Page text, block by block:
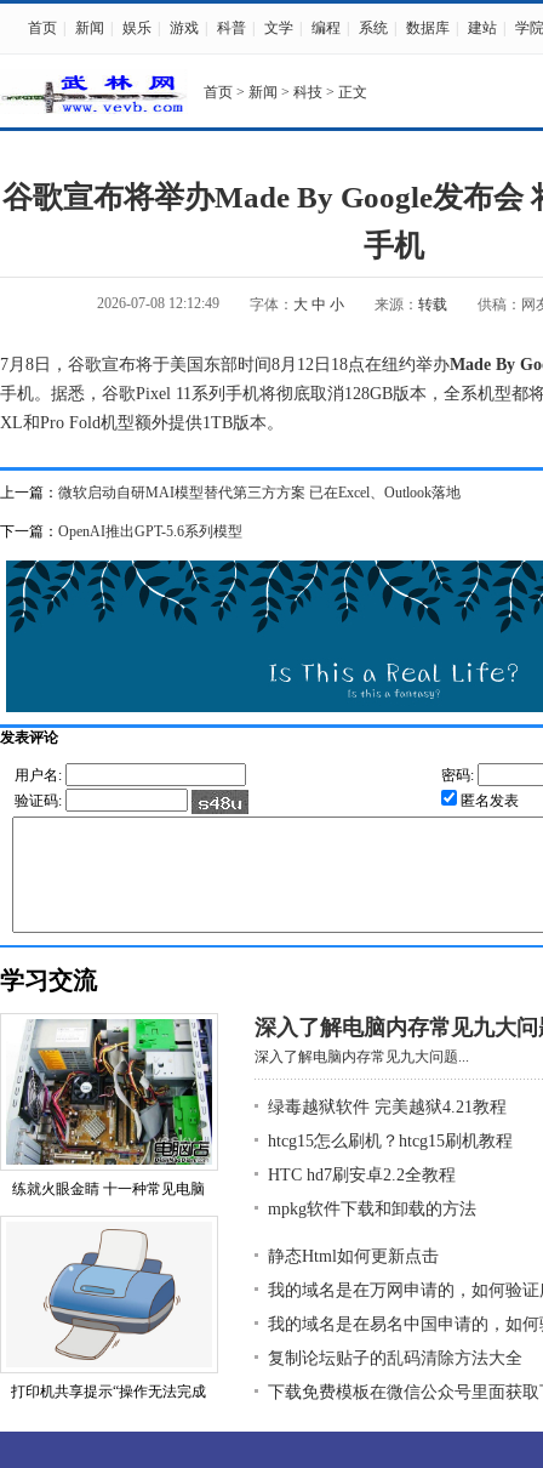
首页 新闻 娱乐 游戏 科普 文学 编程 系统 数据库 建站 学院
首页 > 新闻 > 科技 > 正文
谷歌宣布将举办Made By Google发布会
手机
2026-07-08 12:12:49 字体： 大 中 小 来源： 转载 供稿：网
7月8日，谷歌宣布将于美国东部时间8月12日18点在纽约举办Made By
手机。据悉，谷歌Pixel 11系列手机将彻底取消128GB版本，全系机型都
XL和Pro Fold机型额外提供1TB版本。
上一篇： 微软启动自研MAI模型替代第三方方案 已在Excel、Outlook落地
下一篇： OpenAI推出GPT-5.6系列模型
发表评论
用户名:
密码:
验证码:
匿名发表
学习交流
练就火眼金睛 十一种常见电脑
打印机共享提示“操作无法完成
深入了解电脑内存常见九大问
深入了解电脑内存常见九大问题...
绿毒越狱软件 完美越狱4.21教程
htcg15怎么刷机？htcg15刷机教程
HTC hd7刷安卓2.2全教程
mpkg软件下载和卸载的方法
静态Html如何更新点击
我的域名是在万网申请的，如何验
我的域名是在易名中国申请的，如
复制论坛贴子的乱码清除方法大全
下载免费模板在微信公众号里面获